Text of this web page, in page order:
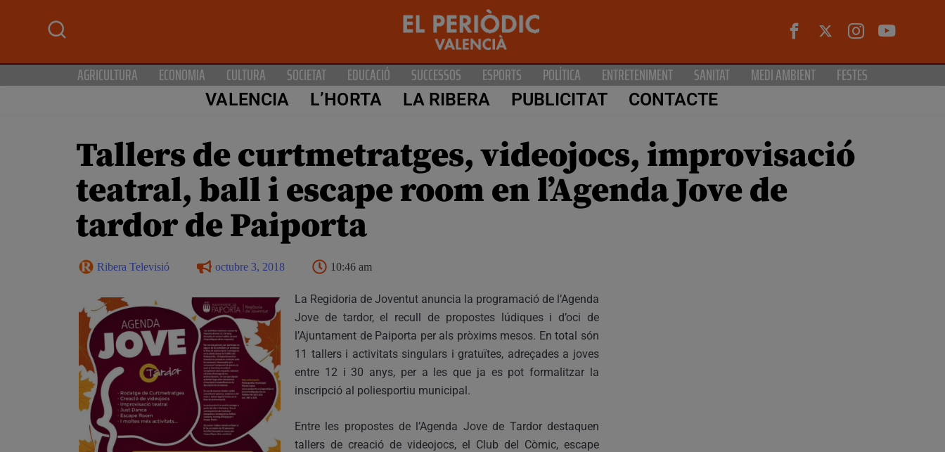
AGRICULTURA ECONOMIA CULTURA SOCIETAT EDUCACIÓ SUCCESSOS ESPORTS POLÍTICA ENTRETENIMENT SANITAT MEDI AMBIENT FESTES
VALENCIA L’HORTA LA RIBERA PUBLICITAT CONTACTE
Tallers de curtmetratges, videojocs, improvisació
teatral, ball i escape room en l’Agenda Jove de
tardor de Paiporta
Ribera Televisió octubre 3, 2018 10:46 am
La Regidoria de Joventut anuncia la programació de l’Agenda
Jove de tardor, el recull de propostes lúdiques i d’oci de
l’Ajuntament de Paiporta per als pròxims mesos. En total són
11 tallers i activitats singulars i gratuïtes, adreçades a joves
entre 12 i 30 anys, per a les que ja es pot formalitzar la
inscripció al poliesportiu municipal.
Entre les propostes de l’Agenda Jove de Tardor destaquen
tallers de creació de videojocs, el Club del Còmic, escape